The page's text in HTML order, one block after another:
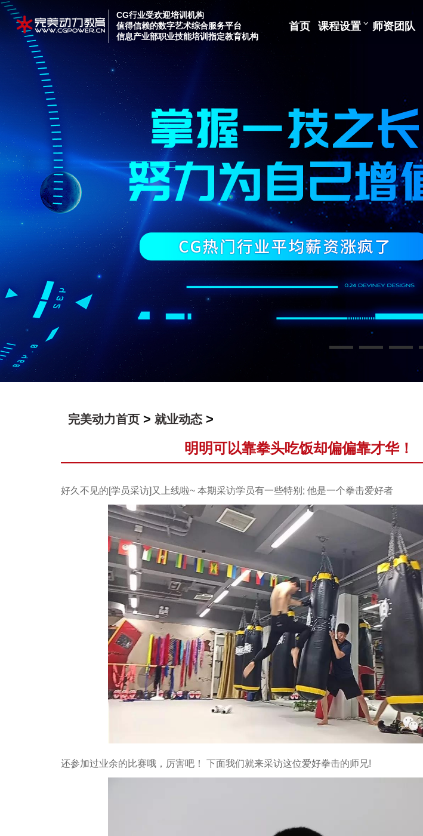
CG行业受欢迎培训机构
值得信赖的数字艺术综合服务平台
信息产业部职业技能培训指定教育机构
首页 课程设置 师资团队
完美动力首页 > 就业动态 >
明明可以靠拳头吃饭却偏偏靠才华！
好久不见的[学员采访]又上线啦~ 本期采访学员有一些特别; 他是一个拳击爱好者
还参加过业余的比赛哦，厉害吧！ 下面我们就来采访这位爱好拳击的师兄!